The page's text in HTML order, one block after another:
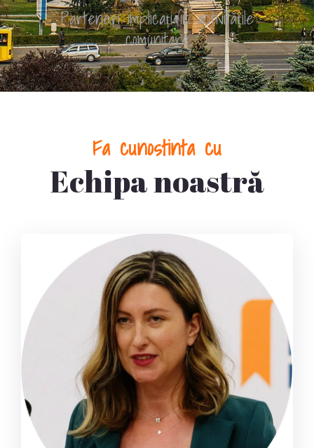
Parteneri implicați în activitățile
comunitare
Fa cunostinta cu
Echipa noastră